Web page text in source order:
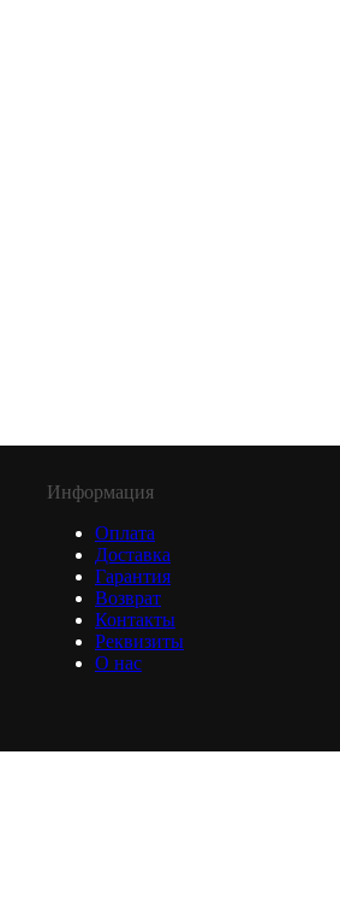
Информация
Оплата
Доставка
Гарантия
Возврат
Контакты
Реквизиты
О нас